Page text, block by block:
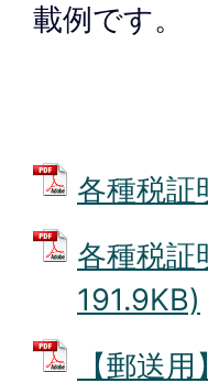
載例です。
各種税証
各種税証
191.9KB)
【郵送